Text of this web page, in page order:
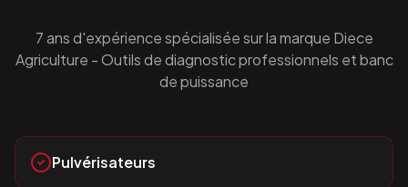
7 ans d'expérience spécialisée sur la marque Diece
Agriculture - Outils de diagnostic professionnels et banc
de puissance
Pulvérisateurs